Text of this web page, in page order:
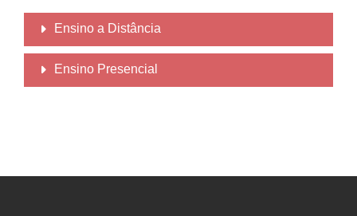
Ensino a Distância
Ensino Presencial